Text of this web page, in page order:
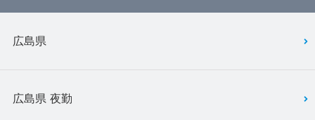
広島県
広島県 夜勤